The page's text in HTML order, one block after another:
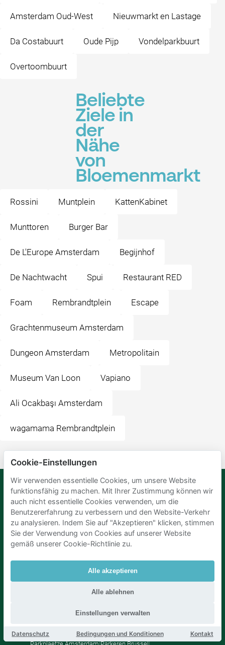
Amsterdam Oud-West Nieuwmarkt en Lastage
Da Costabuurt Oude Pijp Vondelparkbuurt
Overtoombuurt
Beliebte
Ziele in
der
Nähe
von
Bloemenmarkt
Rossini Muntplein KattenKabinet
Munttoren Burger Bar
De L'Europe Amsterdam Begijnhof
De Nachtwacht Spui Restaurant RED
Foam Rembrandtplein Escape
Grachtenmuseum Amsterdam
Dungeon Amsterdam Metropolitain
Museum Van Loon Vapiano
Ali Ocakbaşı Amsterdam
wagamama Rembrandtplein
Mobypark
B.V.
Sprache
Deutsch
Englisch
Spanisch
Cookie-Einstellungen
Wir verwenden essentielle Cookies, um unsere Website
funktionsfähig zu machen. Mit Ihrer Zustimmung können wir
auch nicht essentielle Cookies verwenden, um die
Benutzererfahrung zu verbessern und den Website-Verkehr
zu analysieren. Indem Sie auf "Akzeptieren" klicken, stimmen
Sie der Verwendung von Cookies auf unserer Website
gemäß unserer Cookie-Richtlinie zu.
Alle akzeptieren
Alle ablehnen
Einstellungen verwalten
Datenschutz Bedingungen und Konditionen Kontakt